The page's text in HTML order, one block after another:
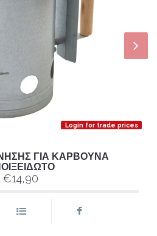
Login for trade prices
ΓΙΑ ΚΑΡΒΟΥΝΑ
€14,90